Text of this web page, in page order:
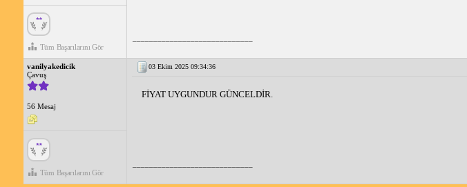
Tüm Başarılarını Gör
vanilyakedicik
Çavuş
56 Mesaj
Tüm Başarılarını Gör
03 Ekim 2025 09:34:36
FİYAT UYGUNDUR GÜNCELDİR.